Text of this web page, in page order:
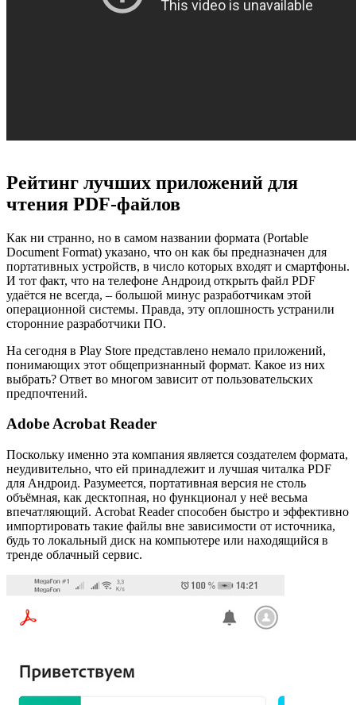
Рейтинг лучших приложений для
чтения PDF-файлов
Как ни странно, но в самом названии формата (Portable
Document Format) указано, что он как бы предназначен для
портативных устройств, в число которых входят и смартфоны.
И тот факт, что на телефоне Андроид открыть файл PDF
удаётся не всегда, – большой минус разработчикам этой
операционной системы. Правда, эту оплошность устранили
сторонние разработчики ПО.
На сегодня в Play Store представлено немало приложений,
понимающих этот общепризнанный формат. Какое из них
выбрать? Ответ во многом зависит от пользовательских
предпочтений.
Adobe Acrobat Reader
Поскольку именно эта компания является создателем формата,
неудивительно, что ей принадлежит и лучшая читалка PDF
для Андроид. Разумеется, портативная версия не столь
объёмная, как десктопная, но функционал у неё весьма
впечатляющий. Acrobat Reader способен быстро и эффективно
импортировать такие файлы вне зависимости от источника,
будь то локальный диск на компьютере или находящийся в
тренде облачный сервис.